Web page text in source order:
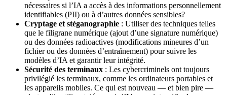
nécessaires si l’IA a accès à des informations personnellement
identifiables (PII) ou à d’autres données sensibles?
Cryptage et stéganographie : Utiliser des techniques telles
que le filigrane numérique (ajout d’une signature numérique)
ou des données radioactives (modifications mineures d’un
fichier ou des données d’entraînement) pour suivre les
modèles d’IA et garantir leur intégrité.
Sécurité des terminaux : Les cybercriminels ont toujours
privilégié les terminaux, comme les ordinateurs portables et
les appareils mobiles. Ce qui est nouveau — et bien pire —